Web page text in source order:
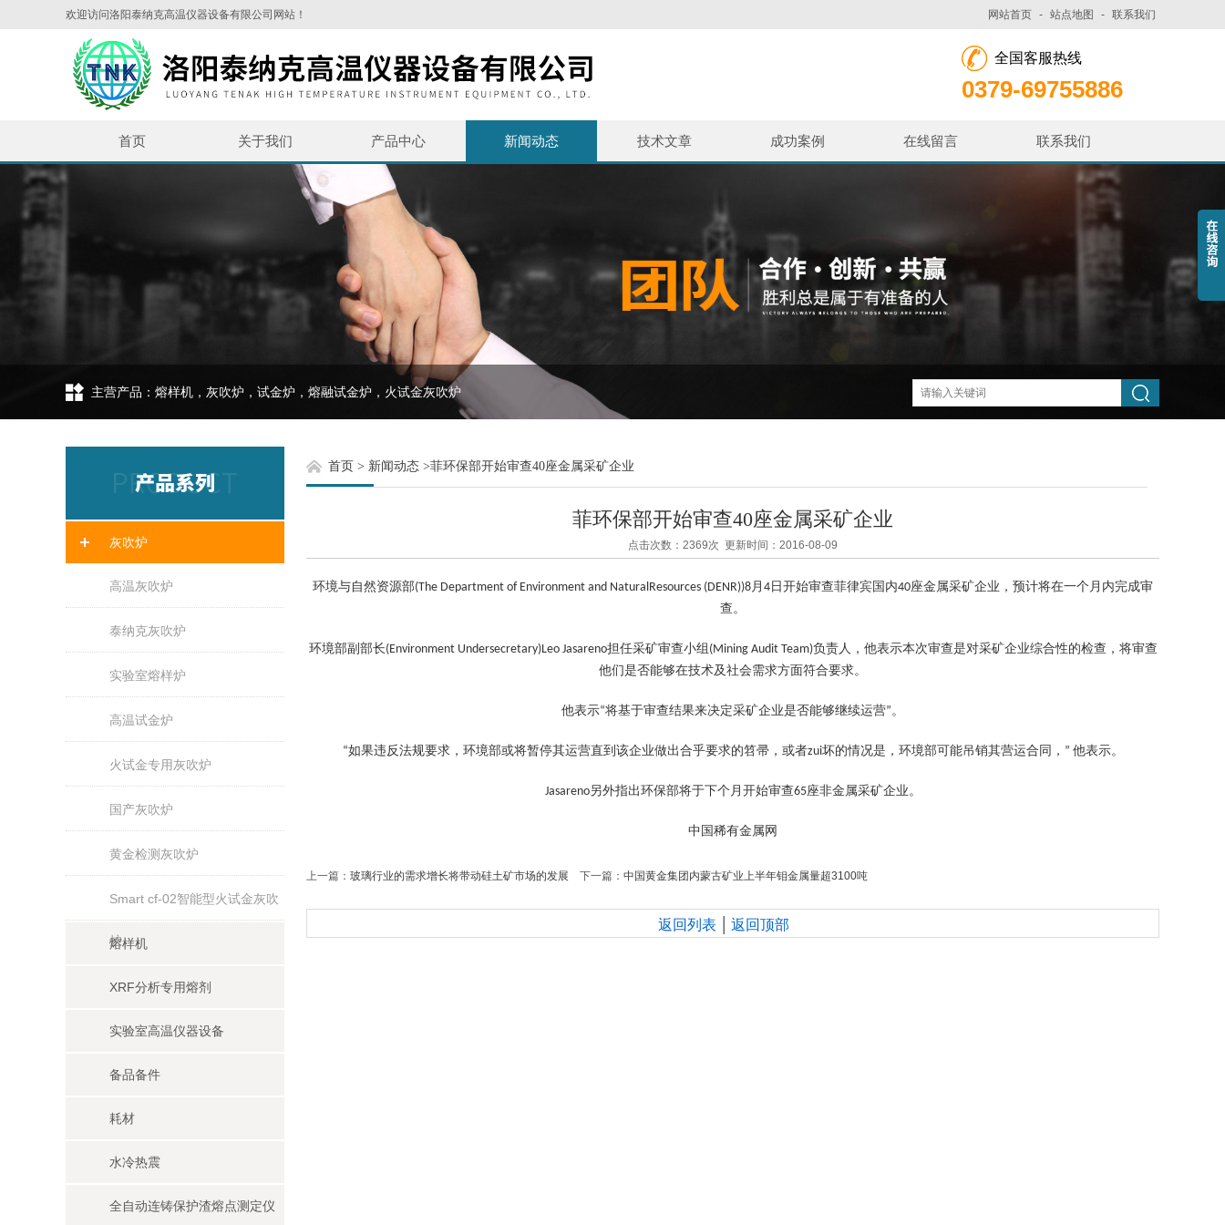
欢迎访问洛阳泰纳克高温仪器设备有限公司网站！ 网站首页 - 站点地图 - 联系我们
全国客服热线
0379-69755886
首页 关于我们 产品中心 新闻动态 技术文章 成功案例 在线留言 联系我们
主营产品：熔样机，灰吹炉，试金炉，熔融试金炉，火试金灰吹炉
灰吹炉
高温灰吹炉
泰纳克灰吹炉
实验室熔样炉
高温试金炉
火试金专用灰吹炉
国产灰吹炉
黄金检测灰吹炉
Smart cf-02智能型火试金灰吹
炉
熔样机
XRF分析专用熔剂
实验室高温仪器设备
备品备件
耗材
水冷热震
全自动连铸保护渣熔点测定仪
首页 > 新闻动态 >菲环保部开始审查40座金属采矿企业
菲环保部开始审查40座金属采矿企业
点击次数：2369次 更新时间：2016-08-09
环境与自然资源部(The Department of Environment and NaturalResources (DENR))8月4日开始审查菲律宾国内40座金属采矿企业，预计将在一个月内完成审
查。
环境部副部长(Environment Undersecretary)Leo Jasareno担任采矿审查小组(Mining Audit Team)负责人，他表示本次审查是对采矿企业综合性的检查，将审查
他们是否能够在技术及社会需求方面符合要求。
他表示“将基于审查结果来决定采矿企业是否能够继续运营”。
“如果违反法规要求，环境部或将暂停其运营直到该企业做出合乎要求的笤帚，或者zui坏的情况是，环境部可能吊销其营运合同，” 他表示。
Jasareno另外指出环保部将于下个月开始审查65座非金属采矿企业。
中国稀有金属网
上一篇： 玻璃行业的需求增长将带动硅土矿市场的发展 下一篇： 中国黄金集团内蒙古矿业上半年钼金属量超3100吨
返回列表 | 返回顶部